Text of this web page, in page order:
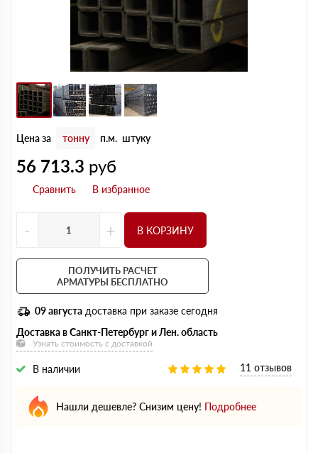
Цена за тонну п.м. штуку
56 713.3 руб
- + В КОРЗИНУ
ПОЛУЧИТЬ РАСЧЕТ
АРМАТУРЫ БЕСПЛАТНО
09 августа доставка при заказе сегодня
Доставка в Санкт-Петербург и Лен. область
Узнать стоимость с доставкой
В наличии 11 отзывов
Нашли дешевле? Снизим цену! Подробнее